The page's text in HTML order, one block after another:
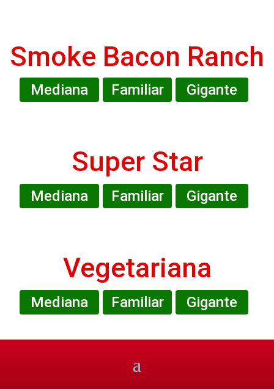
Smoke Bacon Ranch
Mediana Familiar Gigante
Super Star
Mediana Familiar Gigante
Vegetariana
Mediana Familiar Gigante